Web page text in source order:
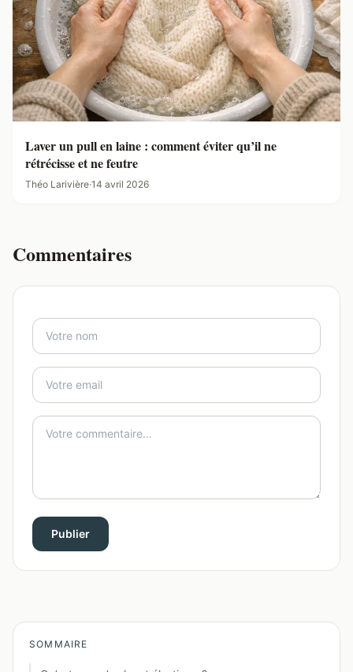
Laver un pull en laine : comment éviter qu’il ne
rétrécisse et ne feutre
Théo Larivière·14 avril 2026
Commentaires
Publier
SOMMAIRE